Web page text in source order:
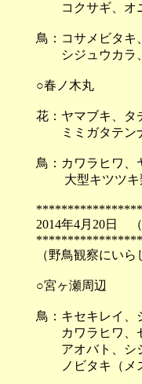
コクサギ、オ
鳥：コサメビタキ
シジュウカラ、
○春ノ木丸
花：ヤマブキ、タ
ミミガタテン
鳥：カワラヒワ、
大型キツツキ
2014
（野鳥観察にいら
○宮ヶ瀬周辺
鳥：キセキレイ、
カワラヒワ、セ
アオバト、シジ
ノビタキ（メス